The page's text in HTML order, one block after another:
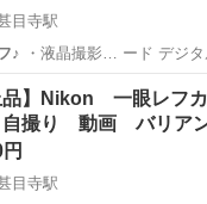
目寺駅
♪ ・液晶撮影… ード デジタ
駅 Canon
品】Nikon 一眼レフ
撮り 動画 バリアン
目寺駅